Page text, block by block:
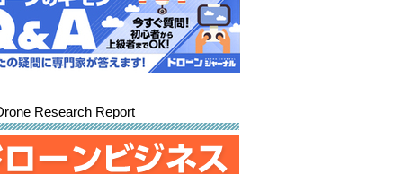
Research Report